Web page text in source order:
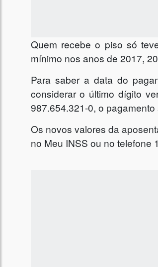
Quem recebe o piso só
mínimo nos anos de 2017,
Para saber a data do
considerar o último dígito
987.654.321-0, o
Os novos valores da
no Meu INSS ou no telefone